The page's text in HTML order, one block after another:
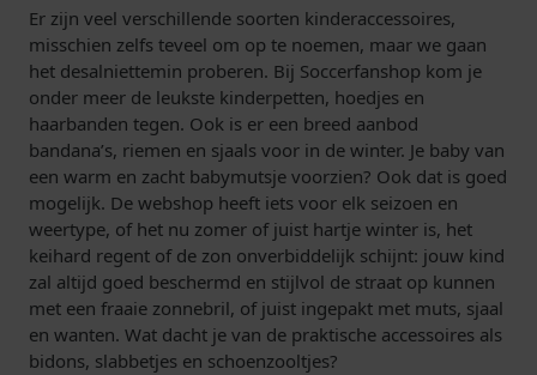
Er zijn veel verschillende soorten kinderaccessoires,
misschien zelfs teveel om op te noemen, maar we gaan
het desalniettemin proberen. Bij Soccerfanshop kom je
onder meer de leukste kinderpetten, hoedjes en
haarbanden tegen. Ook is er een breed aanbod
bandana’s, riemen en sjaals voor in de winter. Je baby van
een warm en zacht babymutsje voorzien? Ook dat is goed
mogelijk. De webshop heeft iets voor elk seizoen en
weertype, of het nu zomer of juist hartje winter is, het
keihard regent of de zon onverbiddelijk schijnt: jouw kind
zal altijd goed beschermd en stijlvol de straat op kunnen
met een fraaie zonnebril, of juist ingepakt met muts, sjaal
en wanten. Wat dacht je van de praktische accessoires als
bidons, slabbetjes en schoenzooltjes?